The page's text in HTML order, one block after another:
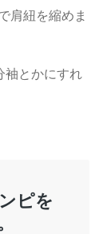
肩紐を縮めま
袖とかにすれ